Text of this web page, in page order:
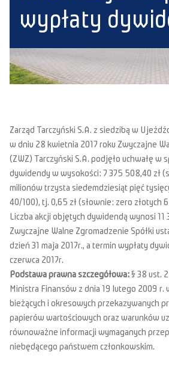
wypłaty
Zarząd Tarczyński S.A. z siedzibą w
w dniu 28 kwietnia 2017 roku Zwyczajne
(ZWZ) Tarczyński S.A. podjęło uchwałę w
dywidendy w wysokości: 7 375 508,40 zł
milionów trzysta siedemdziesiąt pięć
40/100), tj. 0,65 zł (słownie: zero złotych
Liczba akcji objętych dywidendą wynosi 11
Zwyczajne Walne Zgromadzenie Spółki
dzień 31 maja 2017r., a termin wypłaty
czerwca 2017r.
Podstawa prawna szczegółowa:§ 38 ust.
Ministra Finansów z dnia 19 lutego 2009 r.
bieżących i okresowych przekazywanych
papierów wartościowych oraz warunków
równoważne informacji wymaganych
niebędącego państwem członkowskim.